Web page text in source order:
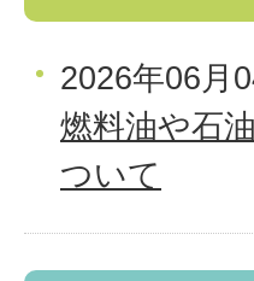
2026年06月
燃料油や石
ついて